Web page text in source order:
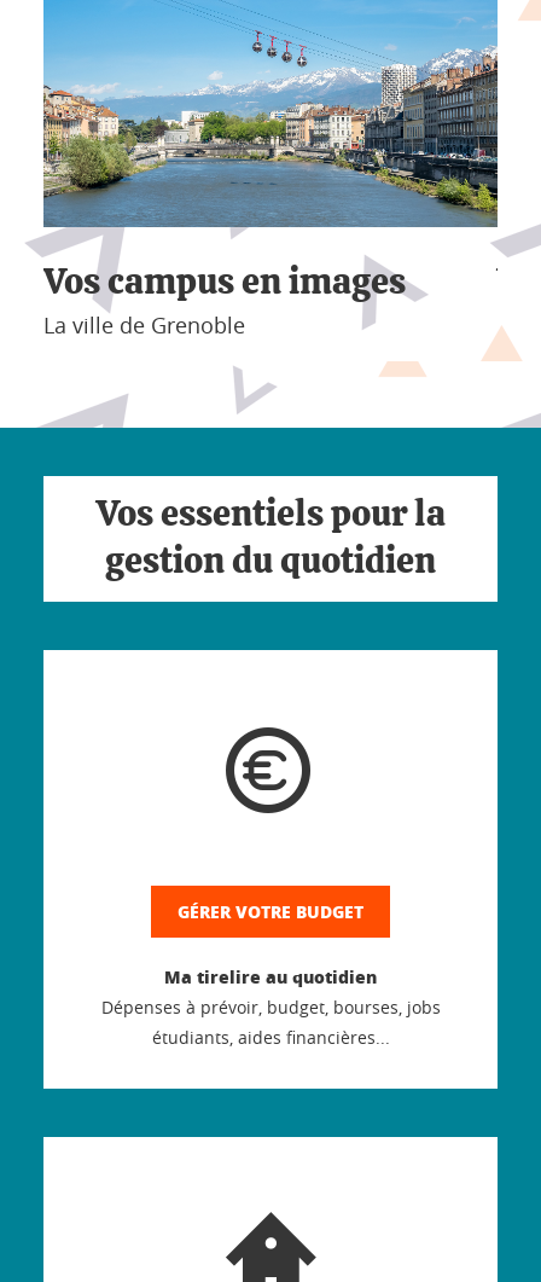
Vos campus en images
La ville de Grenoble La
Vos essentiels pour la
gestion du quotidien
GÉRER VOTRE BUDGET
Ma tirelire au quotidien
Dépenses à prévoir, budget, bourses, jobs
étudiants, aides financières...